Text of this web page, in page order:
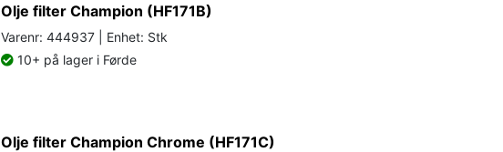
Olje filter Champion (HF171B)
Varenr: 444937 | Enhet: Stk
10+ på lager i Førde
Olje filter Champion Chrome (HF171C)